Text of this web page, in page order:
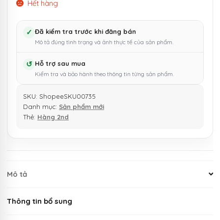
Hết hàng
✓ Đã kiểm tra trước khi đăng bán
Mô tả đúng tình trạng và ảnh thực tế của sản phẩm.
↺ Hỗ trợ sau mua
Kiểm tra và bảo hành theo thông tin từng sản phẩm.
SKU: ShopeeSKU00735
Danh mục: Sản phẩm mới
Thẻ: Hàng 2nd
Mô tả
Thông tin bổ sung